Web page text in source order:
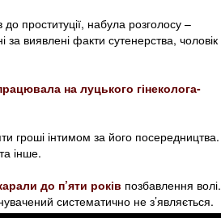
проституції, набула розголосу –
виявлені факти сутенерства, чоловік
на луцького гінеколога-
гроші інтимом за його посередництва.
інше.
до п’яти років позбавлення волі.
систематично не з’являється.